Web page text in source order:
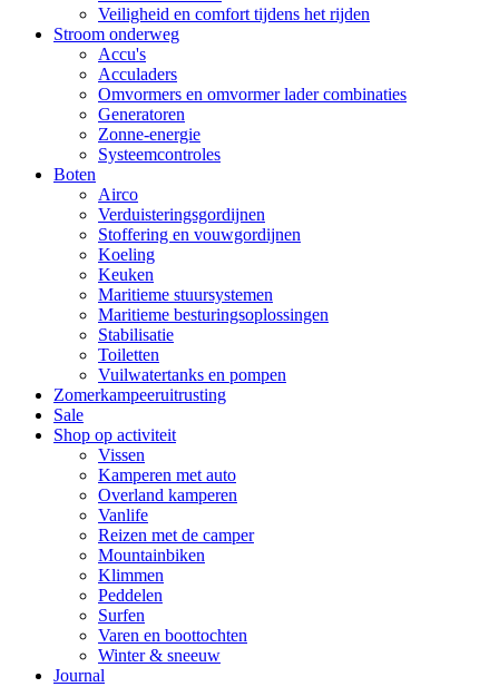
Veiligheid en comfort tijdens het rijden
Stroom onderweg
Accu's
Acculaders
Omvormers en omvormer lader combinaties
Generatoren
Zonne-energie
Systeemcontroles
Boten
Airco
Verduisteringsgordijnen
Stoffering en vouwgordijnen
Koeling
Keuken
Maritieme stuursystemen
Maritieme besturingsoplossingen
Stabilisatie
Toiletten
Vuilwatertanks en pompen
Zomerkampeeruitrusting
Sale
Shop op activiteit
Vissen
Kamperen met auto
Overland kamperen
Vanlife
Reizen met de camper
Mountainbiken
Klimmen
Peddelen
Surfen
Varen en boottochten
Winter & sneeuw
Journal